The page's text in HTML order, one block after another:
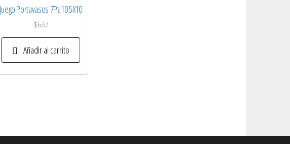
Juego Portavasos 7Pz 10.5X10
$6.67
Añadir al carrito